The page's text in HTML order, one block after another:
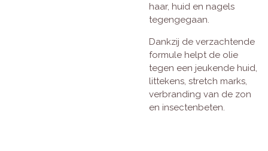
haar, huid en nagels
tegengegaan.
Dankzij de verzachtende
formule helpt de olie
tegen een jeukende huid,
littekens, stretch marks,
verbranding van de zon
en insectenbeten.